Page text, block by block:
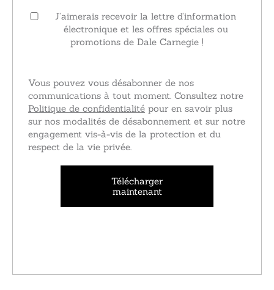
J’aimerais recevoir la lettre d’information
électronique et les offres spéciales ou
promotions de Dale Carnegie !
Vous pouvez vous désabonner de nos
communications à tout moment. Consultez notre
Politique de confidentialité pour en savoir plus
sur nos modalités de désabonnement et sur notre
engagement vis-à-vis de la protection et du
respect de la vie privée.